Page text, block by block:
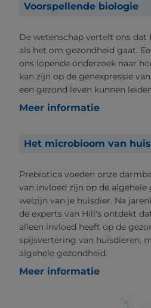
Voorspellende biologie
De wetenschap vertelt ons
als het om gezondheid gaat.
ons lopende onderzoek naar
kan zijn op de genexpressie
een gezond leven kunnen
Meer informatie
Het microbioom van
Prebiotica voeden onze
van invloed zijn op de algehele
welzijn van je huisdier. Na
de experts van Hill's ontdekt
alleen invloed heeft op de
spijsvertering van huisdieren,
algehele gezondheid.
Meer informatie